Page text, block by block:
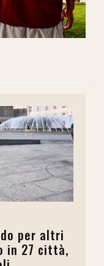
per altri
in 27 città,